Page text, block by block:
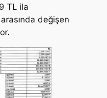
TL ila
değişen